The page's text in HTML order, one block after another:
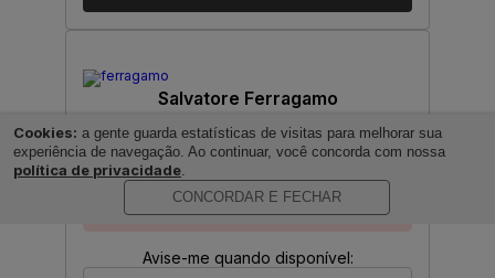
Salvatore Ferragamo
F By Ferragamo By Ferragamo Eau De Parfum
Feminino
PRODUTO
ESGOTADO
Avise-me quando disponível:
Cookies: a gente guarda estatísticas de visitas para melhorar sua
experiência de navegação. Ao continuar, você concorda com nossa
política de privacidade.
CONCORDAR E FECHAR